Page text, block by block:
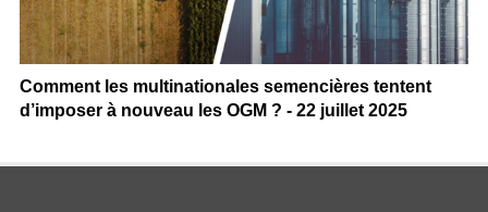
Comment les multinationales semencières tentent
d’imposer à nouveau les OGM ? - 22 juillet 2025